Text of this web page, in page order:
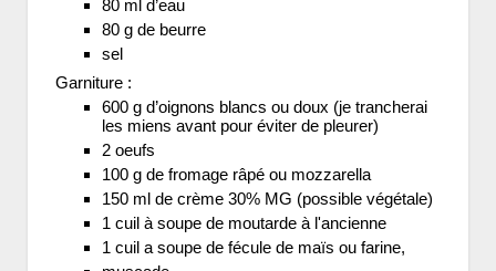
80 ml d’eau
80 g de beurre
sel
Garniture :
600 g d’oignons blancs ou doux (je trancherai
les miens avant pour éviter de pleurer)
2 oeufs
100 g de fromage râpé ou mozzarella
150 ml de crème 30% MG (possible végétale)
1 cuil à soupe de moutarde à l'ancienne
1 cuil a soupe de fécule de maïs ou farine,